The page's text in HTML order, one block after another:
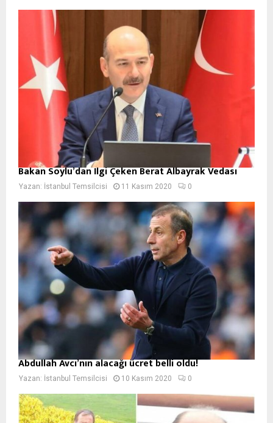
Bakan Soylu’dan İlgi Çeken Berat Albayrak Vedası
Yazan: İstanbul Temsilcisi 11 Kasım 2020 0
Abdullah Avcı’nın alacağı ücret belli oldu!
Yazan: İstanbul Temsilcisi 10 Kasım 2020 0